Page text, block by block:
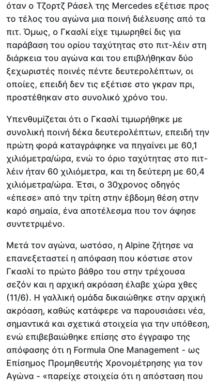
όταν ο Τζορτζ Ράσελ της Mercedes εξέτισε προς
το τέλος του αγώνα μια ποινή διέλευσης από τα
πιτ. Όμως, ο Γκασλί είχε τιμωρηθεί δις για
παράβαση του ορίου ταχύτητας στο πιτ-λέιν στη
διάρκεια του αγώνα και του επιβλήθηκαν δύο
ξεχωριστές ποινές πέντε δευτερολέπτων, οι
οποίες, επειδή δεν τις εξέτισε στο γκραν πρι,
προστέθηκαν στο συνολικό χρόνο του.
Υπενθυμίζεται ότι ο Γκασλί τιμωρήθηκε με
συνολική ποινή δέκα δευτερολέπτων, επειδή την
πρώτη φορά καταγράφηκε να πηγαίνει με 60,1
χιλιόμετρα/ώρα, ενώ το όριο ταχύτητας στο πιτ-
λέιν ήταν 60 χιλιόμετρα, και τη δεύτερη με 60,4
χιλιόμετρα/ώρα. Έτσι, ο 30χρονος οδηγός
«έπεσε» από την τρίτη στην έβδομη θέση στην
καρό σημαία, ένα αποτέλεσμα που τον άφησε
συντετριμένο.
Μετά τον αγώνα, ωστόσο, η Alpine ζήτησε να
επανεξεταστεί η απόφαση που κόστισε στον
Γκασλί το πρώτο βάθρο του στην τρέχουσα
σεζόν και η αρχική ακρόαση έλαβε χώρα χθες
(11/6). Η γαλλική ομάδα δικαιώθηκε στην αρχική
ακρόαση, καθώς κατάφερε να παρουσιάσει νέα,
σημαντικά και σχετικά στοιχεία για την υπόθεση,
ενώ επιβεβαιώθηκε επίσης στο έγγραφο της
απόφασης ότι η Formula One Management - ως
Επίσημος Προμηθευτής Χρονομέτρησης για τον
Αγώνα - «παρείχε στοιχεία ότι η απόσταση που